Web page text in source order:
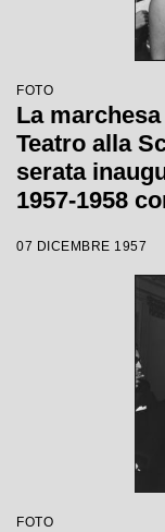
FOTO
La
Teatro alla
serata
1957-1958
Gianandrea
Margherita
07 DICEMBRE 1957
FOTO